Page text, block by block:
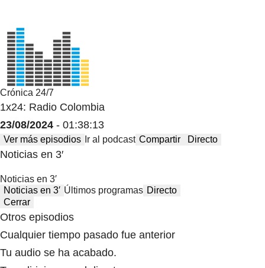
Crónica 24/7
1x24: Radio Colombia
23/08/2024 - 01:38:13
Ver más episodios Ir al podcast Compartir Directo
Noticias en 3′
Noticias en 3′
Noticias en 3′ Últimos programas Directo
Cerrar
Otros episodios
Cualquier tiempo pasado fue anterior
Tu audio se ha acabado.